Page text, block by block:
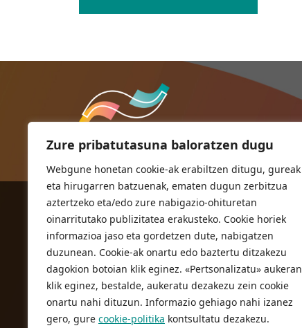
Zure pribatutasuna baloratzen dugu
Webgune honetan cookie-ak erabiltzen ditugu, gureak
eta hirugarren batzuenak, ematen dugun zerbitzua
aztertzeko eta/edo zure nabigazio-ohituretan
oinarritutako publizitatea erakusteko. Cookie horiek
informazioa jaso eta gordetzen dute, nabigatzen
duzunean. Cookie-ak onartu edo baztertu ditzakezu
dagokion botoian klik eginez. «Pertsonalizatu» aukeran
klik eginez, bestalde, aukeratu dezakezu zein cookie
onartu nahi dituzun. Informazio gehiago nahi izanez
gero, gure cookie-politika kontsultatu dezakezu.
ORIOKO UDALA
Herriko plaza,1
20810 Orio (Gipuzkoa)
T. 943 83 03 46
bulegoak@orio.eus